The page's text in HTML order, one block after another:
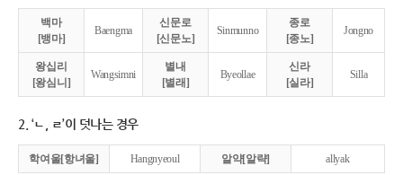
백마
[뱅마]
Baengma
신문로
[신문노]
Sinmunno
종로
[종노]
Jongno
왕십리
[왕심니]
Wangsimni
별내
[별래]
Byeollae
신라
[실라]
Silla
2. ‘ㄴ, ㄹ’이 덧나는 경우
학여울[항녀울] Hangnyeoul 알약[알략] allyak